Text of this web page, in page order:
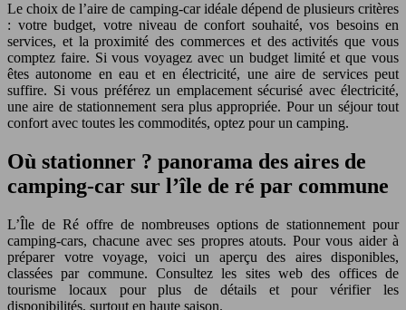
Le choix de l’aire de camping-car idéale dépend de plusieurs critères
: votre budget, votre niveau de confort souhaité, vos besoins en
services, et la proximité des commerces et des activités que vous
comptez faire. Si vous voyagez avec un budget limité et que vous
êtes autonome en eau et en électricité, une aire de services peut
suffire. Si vous préférez un emplacement sécurisé avec électricité,
une aire de stationnement sera plus appropriée. Pour un séjour tout
confort avec toutes les commodités, optez pour un camping.
Où stationner ? panorama des aires de
camping-car sur l’île de ré par commune
L’Île de Ré offre de nombreuses options de stationnement pour
camping-cars, chacune avec ses propres atouts. Pour vous aider à
préparer votre voyage, voici un aperçu des aires disponibles,
classées par commune. Consultez les sites web des offices de
tourisme locaux pour plus de détails et pour vérifier les
disponibilités, surtout en haute saison.